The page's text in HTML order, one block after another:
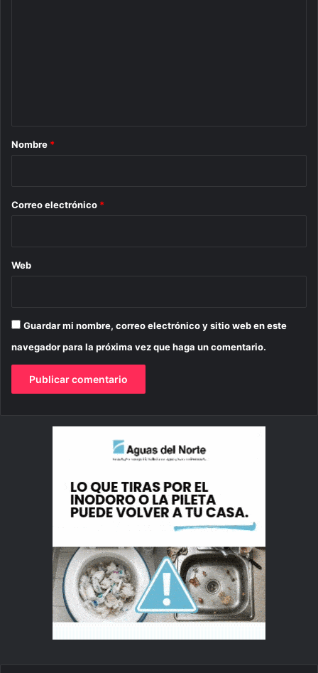
r
*
Nombre *
Correo electrónico *
Web
Guardar mi nombre, correo electrónico y sitio web en este
navegador para la próxima vez que haga un comentario.